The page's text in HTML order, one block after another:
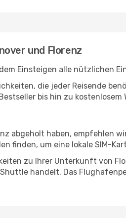
und Florenz
Einsteigen alle nützlichen
die jeder Reisende
bis hin zu
abgeholt haben, empfehlen
finden, um eine lokale SIM-
zu Ihrer Unterkunft von
handelt. Das